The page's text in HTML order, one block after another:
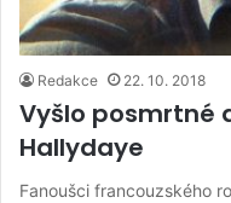
Redakce 22. 10. 2018
Vyšlo posmrtné
Hallydaye
Fanoušci francouzského